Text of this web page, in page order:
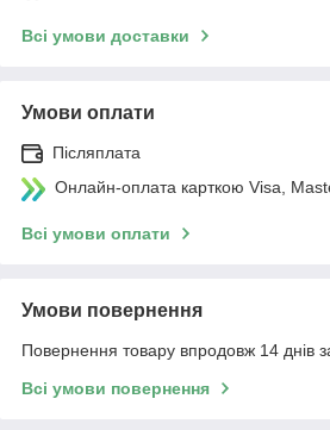
Всі умови доставки
Умови оплати
Післяплата
Онлайн-оплата карткою Visa,
Всі умови оплати
Умови повернення
Повернення товару впродовж 14 днів
Всі умови повернення